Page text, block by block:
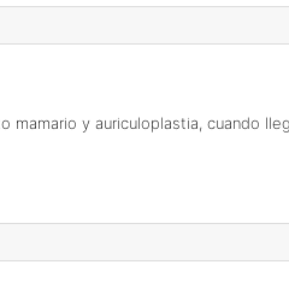
mamario y auriculoplastia, cuando